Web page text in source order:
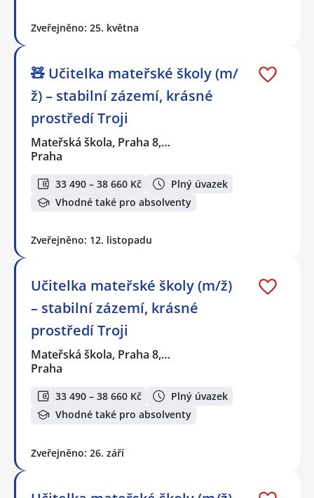
Zveřejněno: 25. května
🧸 Učitelka mateřské školy (m/
ž) – stabilní zázemí, krásné
prostředí Troji
Mateřská škola, Praha 8,…
Praha
33 490 – 38 660 Kč
Plný úvazek
Vhodné také pro absolventy
Zveřejněno: 12. listopadu
Učitelka mateřské školy (m/ž)
– stabilní zázemí, krásné
prostředí Troji
Mateřská škola, Praha 8,…
Praha
33 490 – 38 660 Kč
Plný úvazek
Vhodné také pro absolventy
Zveřejněno: 26. září